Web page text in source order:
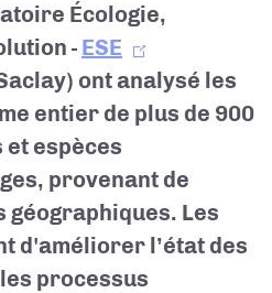
Écologie,
- ESE
ont analysé les
entier de plus de 900
espèces
provenant de
Les
d'améliorer l’état des
processus